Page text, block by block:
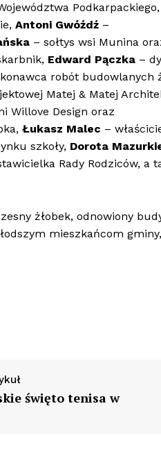
Antoni Gwóźdź –
– sołtys wsi Munina
Edward Pączka –
robót budowlanych
Matej & Matej
Willove Design oraz
Łukasz Malec –
szkoły, Dorota
Rady Rodziców, a
żłobek, odnowiony
mieszkańcom
święto tenisa w